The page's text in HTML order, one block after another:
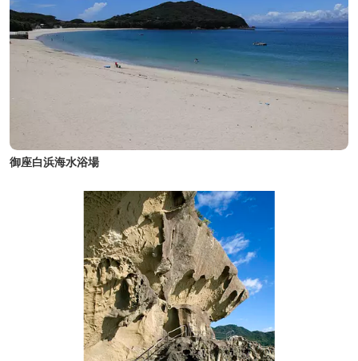
御座白浜海水浴場